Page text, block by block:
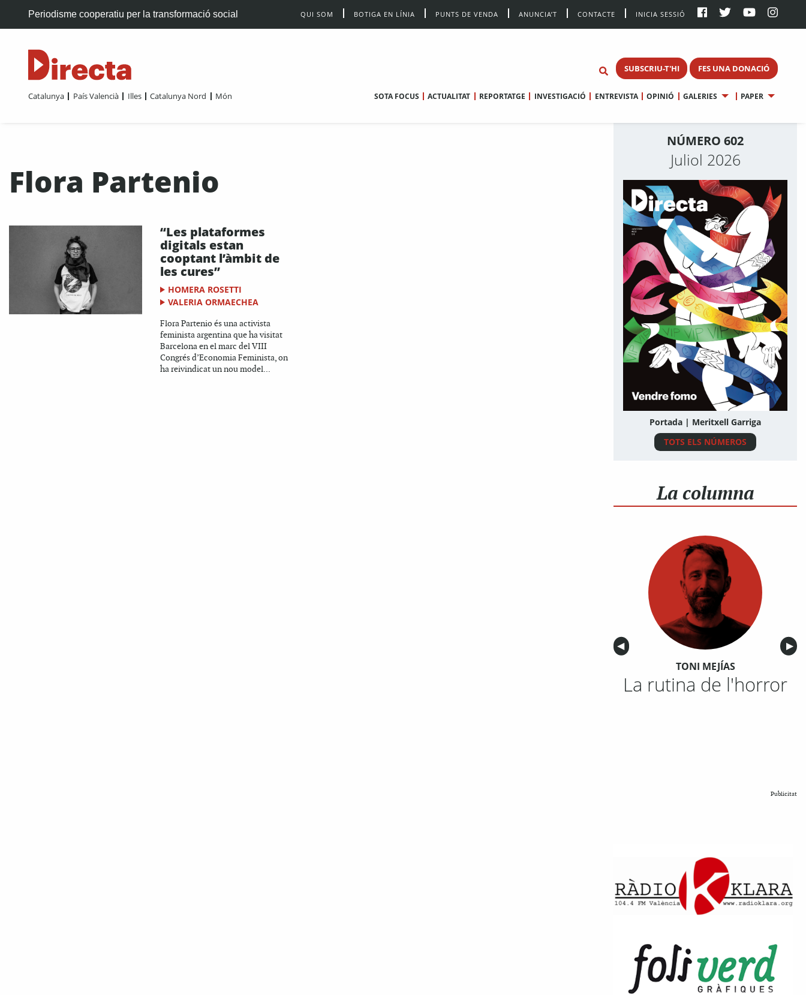
Periodisme cooperatiu per la transformació social QUI SOM BOTIGA EN LÍNIA PUNTS DE VENDA ANUNCIA’T CONTACTE INICIA SESSIÓ
SUBSCRIU-T'HI FES UNA DONACIÓ
Catalunya País Valencià Illes Catalunya Nord Món SOTA FOCUS ACTUALITAT REPORTATGE INVESTIGACIÓ ENTREVISTA OPINIÓ GALERIES PAPER
Flora Partenio
“Les plataformes
digitals estan
cooptant l’àmbit de
les cures”
HOMERA ROSETTI
VALERIA ORMAECHEA
Flora Partenio és una activista
feminista argentina que ha visitat
Barcelona en el marc del VIII
Congrés d’Economia Feminista, on
ha reivindicat un nou model...
NÚMERO 602
Juliol 2026
Portada | Meritxell Garriga
TOTS ELS NÚMEROS
La columna
Anterior
◀︎ ▶︎
TONI MEJÍAS
La rutina de l'horror
Publicitat